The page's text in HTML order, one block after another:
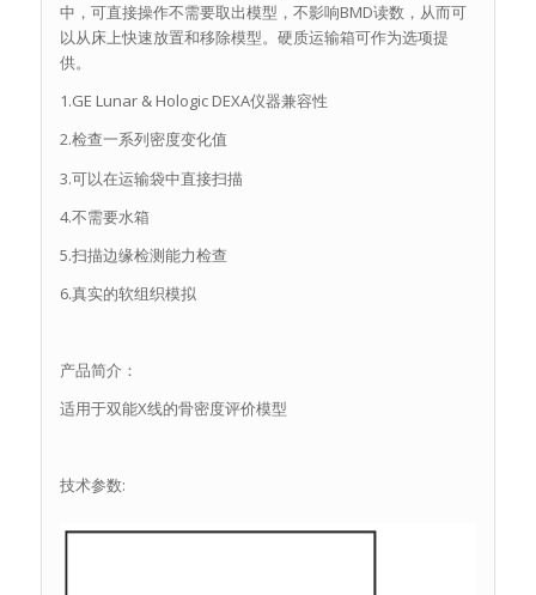
中，可直接操作不需要取出模型，不影响BMD读数，从而可
以从床上快速放置和移除模型。硬质运输箱可作为选项提
供。
1.GE Lunar & Hologic DEXA仪器兼容性
2.检查一系列密度变化值
3.可以在运输袋中直接扫描
4.不需要水箱
5.扫描边缘检测能力检查
6.真实的软组织模拟
产品简介：
适用于双能X线的骨密度评价模型
技术参数: